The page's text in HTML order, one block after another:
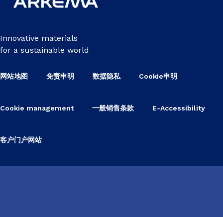
Innovative materials
for a sustainable world
网站地图 免责申明 数据隐私 Cookie申明
Cookie management 一般销售条款 E-Accessibility
客户门户网站